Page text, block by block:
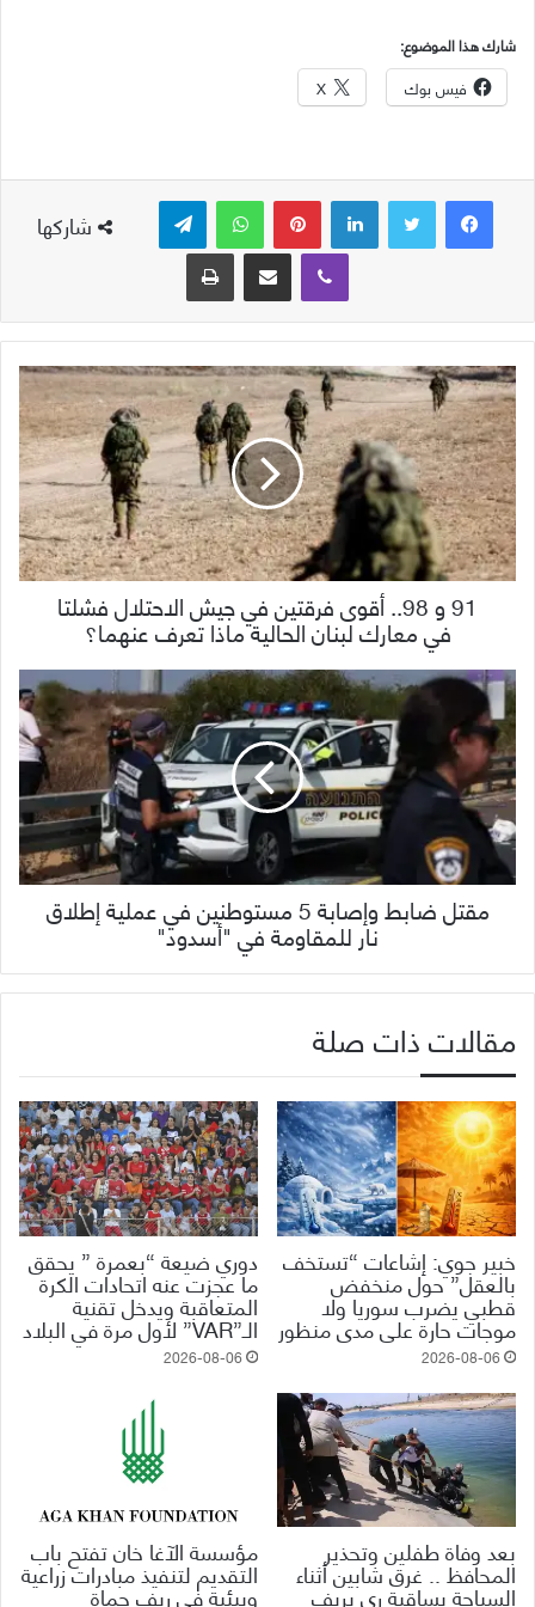
شارك هذا الموضوع:
فيس بوك X
شاركها
لينكدإن بينتيريست واتساب
ڤايبر
مشاركة عبر البريد طباعة
91 و 98.. أقوى فرقتين في جيش الاحتلال فشلتا
في معارك لبنان الحالية ماذا تعرف عنهما؟
مقتل ضابط وإصابة 5 مستوطنين في عملية إطلاق
نار للمقاومة في "أسدود"
مقالات ذات صلة
خبير جوي: إشاعات “تستخف
بالعقل” حول منخفض
قطبي يضرب سوريا ولا
موجات حارة على مدى منظور
2026-08-06
دوري ضيعة “بعمرة ” يحقق
ما عجزت عنه اتحادات الكرة
المتعاقبة ويدخل تقنية
الـ”VAR” لأول مرة في البلاد
2026-08-06
بعد وفاة طفلين وتحذير
المحافظ .. غرق شابين أثناء
السباحة بساقية ري بريف
مؤسسة الآغا خان تفتح باب
التقديم لتنفيذ مبادرات زراعية
وبيئية في ريف حماة